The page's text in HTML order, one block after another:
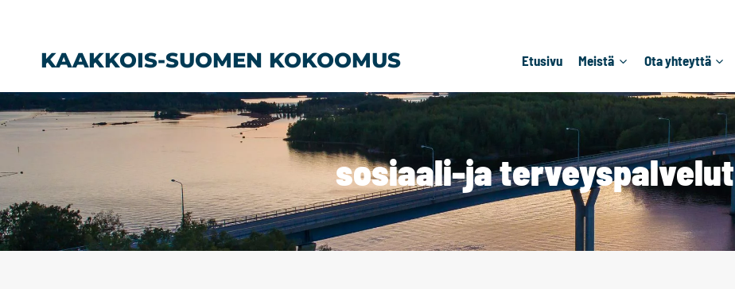
KAAKKOIS-SUOMEN KOKOOMUS Etusivu Meistä Ota yhteyttä
sosiaali-ja terveyspalvelut